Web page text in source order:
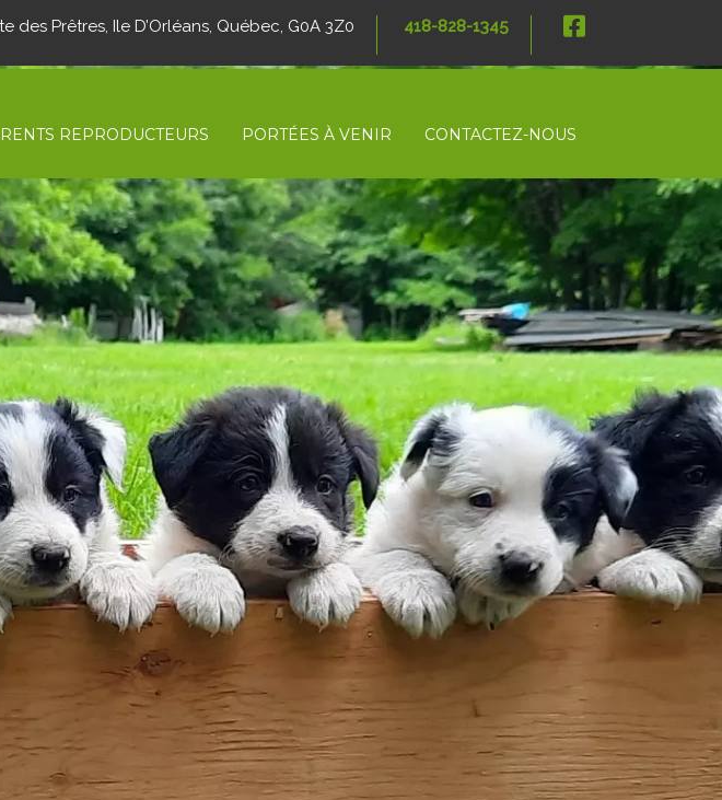
des Prêtres, Ile D’Orléans, Québec, G0A 3Z0 418-828-1345
REPRODUCTEURS PORTÉES À VENIR CONTACTEZ-NOUS